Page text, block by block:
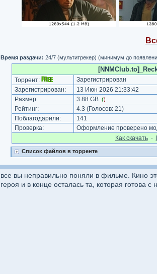
Время раздачи: 24/7 (мультитрекер) (минимум до
Торрент:
Зарегистрирован
Зарегистрирован:
13 Июн 2026 21:33:42
Размер:
3.88 GB ()
Рейтинг: 4.3 (Голосов: 21)
Поблагодарили:
141
Проверка:
Оформление проверено
Как cкачать·
Список файлов в торренте
все вы неправильно поняли в фильме. Кино
героя и в конце осталась та, которая готова с